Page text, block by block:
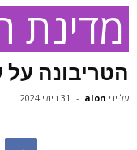
מדינת
הטריבונה
על ידי alon
- 31 ביולי 2024